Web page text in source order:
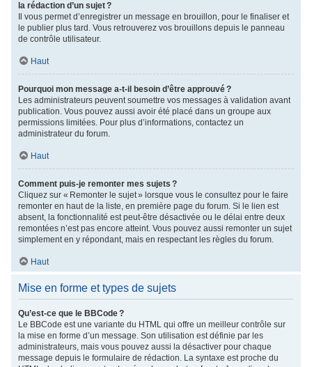
la rédaction d’un sujet ?
Il vous permet d’enregistrer un message en brouillon, pour le finaliser et
le publier plus tard. Vous retrouverez vos brouillons depuis le panneau
de contrôle utilisateur.
Haut
Pourquoi mon message a-t-il besoin d’être approuvé ?
Les administrateurs peuvent soumettre vos messages à validation avant
publication. Vous pouvez aussi avoir été placé dans un groupe aux
permissions limitées. Pour plus d’informations, contactez un
administrateur du forum.
Haut
Comment puis-je remonter mes sujets ?
Cliquez sur « Remonter le sujet » lorsque vous le consultez pour le faire
remonter en haut de la liste, en première page du forum. Si le lien est
absent, la fonctionnalité est peut-être désactivée ou le délai entre deux
remontées n’est pas encore atteint. Vous pouvez aussi remonter un sujet
simplement en y répondant, mais en respectant les règles du forum.
Haut
Mise en forme et types de sujets
Qu’est-ce que le BBCode ?
Le BBCode est une variante du HTML qui offre un meilleur contrôle sur
la mise en forme d’un message. Son utilisation est définie par les
administrateurs, mais vous pouvez aussi la désactiver pour chaque
message depuis le formulaire de rédaction. La syntaxe est proche du